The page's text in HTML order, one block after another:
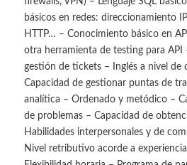
básicos en redes: direccionamiento
HTTP… – Conocimiento básico en
otra herramienta de testing para API
gestión de tickets – Inglés a nivel de
Capacidad de gestionar puntas de
analítica – Ordenado y metódico –
de problemas – Capacidad de
Habilidades interpersonales y de
Nivel retributivo acorde a